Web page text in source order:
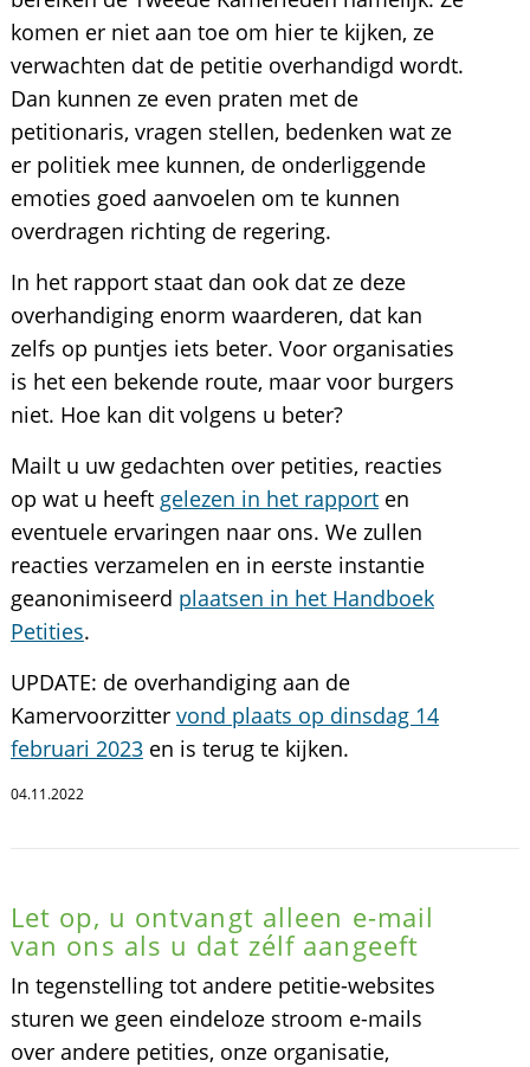
komen er niet aan toe om hier te kijken, ze
verwachten dat de petitie overhandigd wordt.
Dan kunnen ze even praten met de
petitionaris, vragen stellen, bedenken wat ze
er politiek mee kunnen, de onderliggende
emoties goed aanvoelen om te kunnen
overdragen richting de regering.
In het rapport staat dan ook dat ze deze
overhandiging enorm waarderen, dat kan
zelfs op puntjes iets beter. Voor organisaties
is het een bekende route, maar voor burgers
niet. Hoe kan dit volgens u beter?
Mailt u uw gedachten over petities, reacties
op wat u heeft gelezen in het rapporten
eventuele ervaringen naar ons. We zullen
reacties verzamelen en in eerste instantie
geanonimiseerd plaatsen in het Handboek
Petities.
UPDATE: de overhandiging aan de
Kamervoorzitter vond plaats op dinsdag 14
februari 2023en is terug te kijken.
04.11.2022
Let op, u ontvangt alleen e-mail
van ons als u dat zélf aangeeft
In tegenstelling tot andere petitie-websites
sturen we geen eindeloze stroom e-mails
over andere petities, onze organisatie,